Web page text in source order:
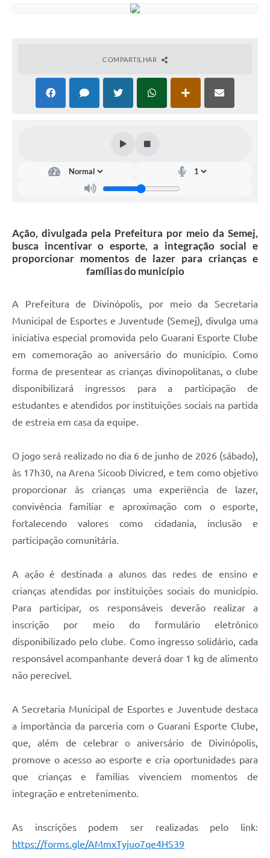
COMPARTILHAR
Ação, divulgada pela Prefeitura por meio da Semej,
busca incentivar o esporte, a integração social e
proporcionar momentos de lazer para crianças e
famílias do município
A Prefeitura de Divinópolis, por meio da Secretaria
Municipal de Esportes e Juventude (Semej), divulga uma
iniciativa especial promovida pelo Guarani Esporte Clube
em comemoração ao aniversário do município. Como
forma de presentear as crianças divinopolitanas, o clube
disponibilizará ingressos para a participação de
estudantes e atendidos por instituições sociais na partida
de estreia em casa da equipe.
O jogo será realizado no dia 6 de junho de 2026 (sábado),
às 17h30, na Arena Sicoob Divicred, e tem como objetivo
proporcionar às crianças uma experiência de lazer,
convivência familiar e aproximação com o esporte,
fortalecendo valores como cidadania, inclusão e
participação comunitária.
A ação é destinada a alunos das redes de ensino e
crianças atendidas por instituições sociais do município.
Para participar, os responsáveis deverão realizar a
inscrição por meio do formulário eletrônico
disponibilizado pelo clube. Como ingresso solidário, cada
responsável acompanhante deverá doar 1 kg de alimento
não perecível.
A Secretaria Municipal de Esportes e Juventude destaca
a importância da parceria com o Guarani Esporte Clube,
que, além de celebrar o aniversário de Divinópolis,
promove o acesso ao esporte e cria oportunidades para
que crianças e famílias vivenciem momentos de
integração e entretenimento.
As inscrições podem ser realizadas pelo link:
https://forms.gle/AMmxTyjuo7qe4HS39